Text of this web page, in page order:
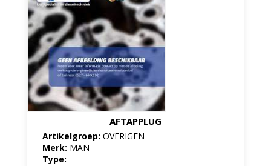
AFTAPPLUG
Artikelgroep: OVERIGEN
Merk: MAN
Type: